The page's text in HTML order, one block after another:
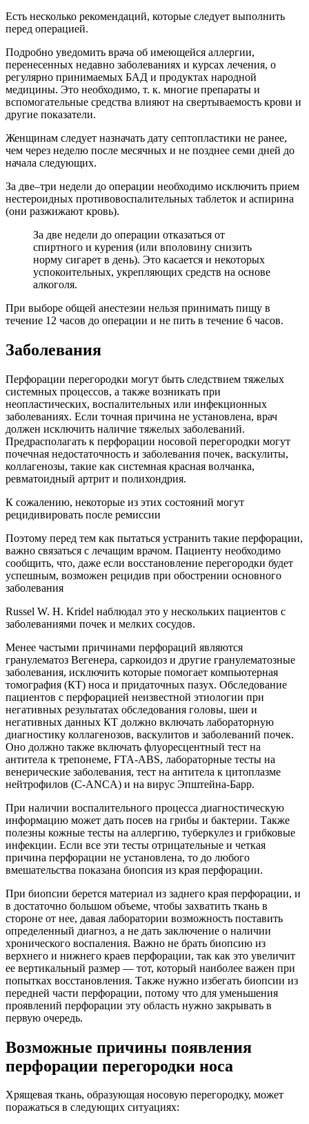
Есть несколько рекомендаций, которые следует выполнить
перед операцией.
Подробно уведомить врача об имеющейся аллергии,
перенесенных недавно заболеваниях и курсах лечения, о
регулярно принимаемых БАД и продуктах народной
медицины. Это необходимо, т. к. многие препараты и
вспомогательные средства влияют на свертываемость крови и
другие показатели.
Женщинам следует назначать дату септопластики не ранее,
чем через неделю после месячных и не позднее семи дней до
начала следующих.
За две–три недели до операции необходимо исключить прием
нестероидных противовоспалительных таблеток и аспирина
(они разжижают кровь).
За две недели до операции отказаться от
спиртного и курения (или вполовину снизить
норму сигарет в день). Это касается и некоторых
успокоительных, укрепляющих средств на основе
алкоголя.
При выборе общей анестезии нельзя принимать пищу в
течение 12 часов до операции и не пить в течение 6 часов.
Заболевания
Перфорации перегородки могут быть следствием тяжелых
системных процессов, а также возникать при
неопластических, воспалительных или инфекционных
заболеваниях. Если точная причина не установлена, врач
должен исключить наличие тяжелых заболеваний.
Предрасполагать к перфорации носовой перегородки могут
почечная недостаточность и заболевания почек, васкулиты,
коллагенозы, такие как системная красная волчанка,
ревматоидный артрит и полихондрия.
К сожалению, некоторые из этих состояний могут
рецидивировать после ремиссии
Поэтому перед тем как пытаться устранить такие перфорации,
важно связаться с лечащим врачом. Пациенту необходимо
сообщить, что, даже если восстановление перегородки будет
успешным, возможен рецидив при обострении основного
заболевания
Russel W. H. Kridel наблюдал это у нескольких пациентов с
заболеваниями почек и мелких сосудов.
Менее частыми причинами перфораций являются
гранулематоз Вегенера, саркоидоз и другие гранулематозные
заболевания, исключить которые помогает компьютерная
томография (КТ) носа и придаточных пазух. Обследование
пациентов с перфорацией неизвестной этиологии при
негативных результатах обследования головы, шеи и
негативных данных КТ должно включать лабораторную
диагностику коллагенозов, васкулитов и заболеваний почек.
Оно должно также включать флуоресцентный тест на
антитела к трепонеме, FTA-ABS, лабораторные тесты на
венерические заболевания, тест на антитела к цитоплазме
нейтрофилов (C-ANCA) и на вирус Эпштейна-Барр.
При наличии воспалительного процесса диагностическую
информацию может дать посев на грибы и бактерии. Также
полезны кожные тесты на аллергию, туберкулез и грибковые
инфекции. Если все эти тесты отрицательные и четкая
причина перфорации не установлена, то до любого
вмешательства показана биопсия из края перфорации.
При биопсии берется материал из заднего края перфорации, и
в достаточно большом объеме, чтобы захватить ткань в
стороне от нее, давая лаборатории возможность поставить
определенный диагноз, а не дать заключение о наличии
хронического воспаления. Важно не брать биопсию из
верхнего и нижнего краев перфорации, так как это увеличит
ее вертикальный размер — тот, который наиболее важен при
попытках восстановления. Также нужно избегать биопсии из
передней части перфорации, потому что для уменьшения
проявлений перфорации эту область нужно закрывать в
первую очередь.
Возможные причины появления
перфорации перегородки носа
Хрящевая ткань, образующая носовую перегородку, может
поражаться в следующих ситуациях: